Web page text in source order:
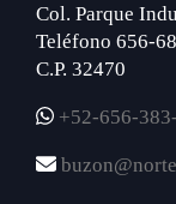
Col. Parque
Teléfono 656-
C.P. 32470
+52-656-